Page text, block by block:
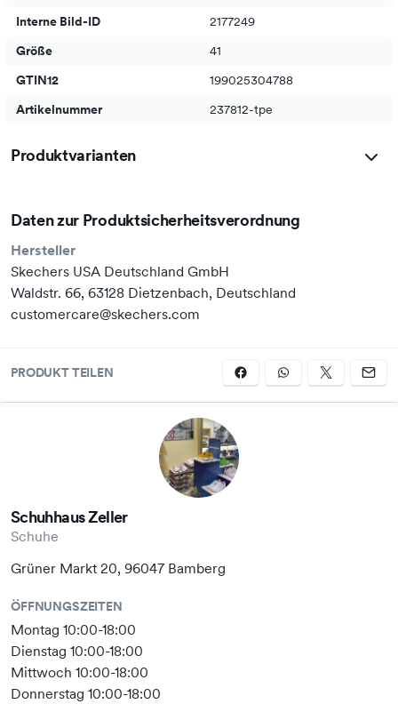
Interne Bild-ID
2177249
Größe
41
GTIN12
199025304788
Artikelnummer
237812-tpe
Produktvarianten
Daten zur Produktsicherheitsverordnung
Hersteller
Skechers USA Deutschland GmbH
Waldstr. 66, 63128 Dietzenbach, Deutschland
customercare@skechers.com
PRODUKT TEILEN
Schuhhaus Zeller
Schuhe
Grüner Markt 20, 96047 Bamberg
ÖFFNUNGSZEITEN
Montag 10:00-18:00
Dienstag 10:00-18:00
Mittwoch 10:00-18:00
Donnerstag 10:00-18:00